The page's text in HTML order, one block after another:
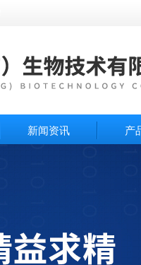
新闻资讯 产